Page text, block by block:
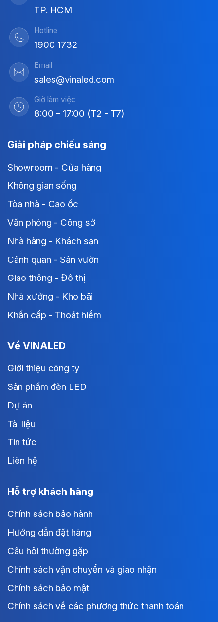
TP. HCM
Hotline
1900 1732
Email
sales@vinaled.com
Giờ làm việc
8:00 – 17:00 (T2 - T7)
Giải pháp chiếu sáng
Showroom - Cửa hàng
Không gian sống
Tòa nhà - Cao ốc
Văn phòng - Công sở
Nhà hàng - Khách sạn
Cảnh quan - Sân vườn
Giao thông - Đô thị
Nhà xưởng - Kho bãi
Khẩn cấp - Thoát hiểm
Về VINALED
Giới thiệu công ty
Sản phẩm đèn LED
Dự án
Tài liệu
Tin tức
Liên hệ
Hỗ trợ khách hàng
Chính sách bảo hành
Hướng dẫn đặt hàng
Câu hỏi thường gặp
Chính sách vận chuyển và giao nhận
Chính sách bảo mật
Chính sách về các phương thức thanh toán